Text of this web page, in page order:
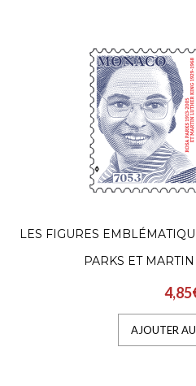
LES FIGURES
PARKS ET
AJOUTER